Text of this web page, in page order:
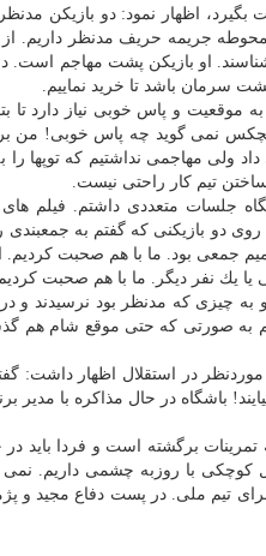
اظهار نمود: دو بازیكن
جریمه حریف مدنظر داریم.
شناسند. او بازیكن پشت مهاجم
سرمان باشد تا خرید نماییم.
و پاس خوبی نیاز دارد تا
نمی گوید چه پاس خوبی! من
مهاجمی نداشتیم كه توپها را
تیم كار راحتی نیست.
جلسات متعددی داشتم. فیلم های
دو بازیكنی كه گفتم به جمعبندی
جمعی بود. ما با هم صحبت كردیم.
یا یك نفر دیگر. ما با هم صحبت
چیزی كه مدنظر بود نرسیدند و در
به صورتی كه حتی موقع شام هم
در استقلال اظهار داشت:
باشگاه در حال مذاكره با مدیر
برگشته است و فردا باید در
با روزبه چشمی داریم.
تیم ملی. در پست دفاع مجید و